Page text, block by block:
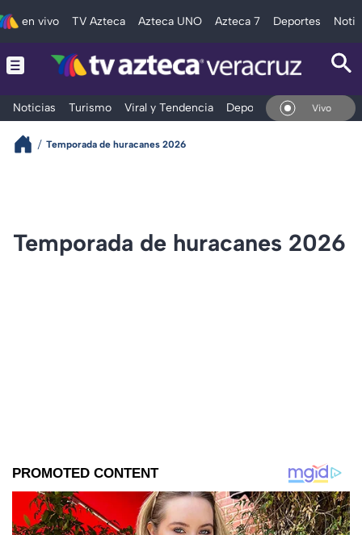
en vivo TV Azteca Azteca UNO Azteca 7 Deportes
Noticias Turismo Viral y Tendencia Deportes Espectáculos
En Vivo
Temporada de huracanes 2026
Temporada de huracanes 2026